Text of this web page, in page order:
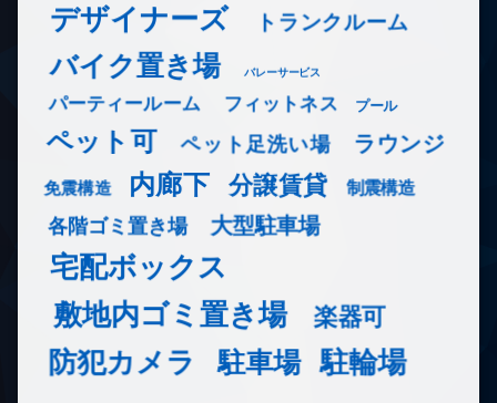
デザイナーズ トランクルーム
バイク置き場 バレーサービス
パーティールーム フィットネス プール
ペット可 ペット足洗い場 ラウンジ
免震構造 内廊下 分譲賃貸 制震構造
各階ゴミ置き場 大型駐車場
宅配ボックス
敷地内ゴミ置き場
楽器可
防犯カメラ 駐車場 駐輪場